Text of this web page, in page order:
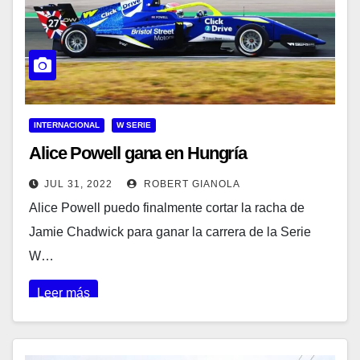
INTERNACIONAL W SERIE
Alice Powell gana en Hungría
JUL 31, 2022 ROBERT GIANOLA
Alice Powell puedo finalmente cortar la racha de
Jamie Chadwick para ganar la carrera de la Serie
W…
Leer más